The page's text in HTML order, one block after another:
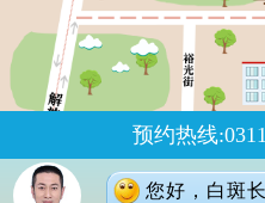
预约热线
您好，白斑